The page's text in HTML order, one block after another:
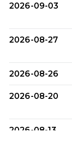
2026-09-03
2026-08-27
2026-08-26
2026-08-20
2026-08-13